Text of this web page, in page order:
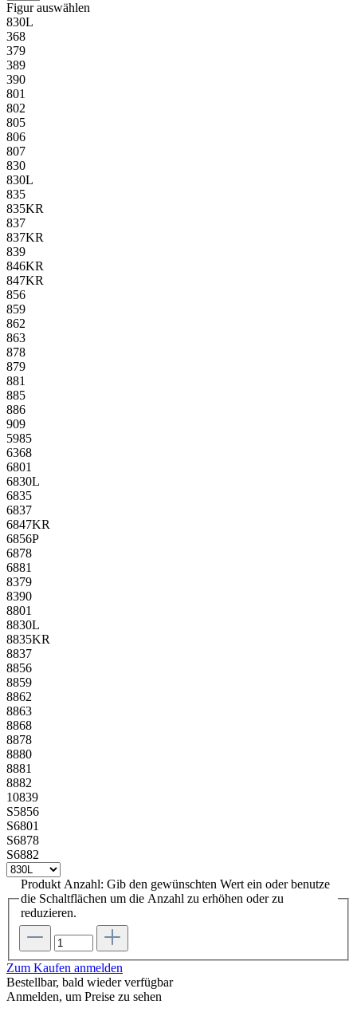
Figurauswählen
830L
368
379
389
390
801
802
805
806
807
830
830L
835
835KR
837
837KR
839
846KR
847KR
856
859
862
863
878
879
881
885
886
909
5985
6368
6801
6830L
6835
6837
6847KR
6856P
6878
6881
8379
8390
8801
8830L
8835KR
8837
8856
8859
8862
8863
8868
8878
8880
8881
8882
10839
S5856
S6801
S6878
S6882
Produkt Anzahl: Gib den gewünschten Wert ein oder benutze
die Schaltflächen um die Anzahl zu erhöhen oder zu
reduzieren.
Zum Kaufen anmelden
Bestellbar, bald wieder verfügbar
Anmelden, um Preise zu sehen